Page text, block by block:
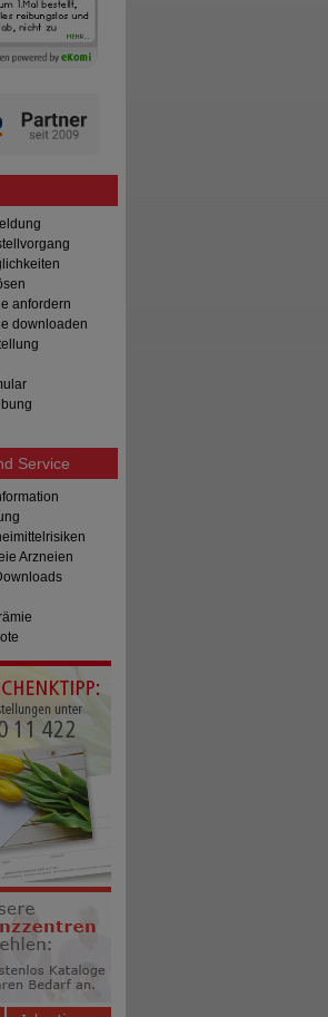
Omega-3-
GmbH
31,96 €
anfordern
downloaden
Service
Arzneien